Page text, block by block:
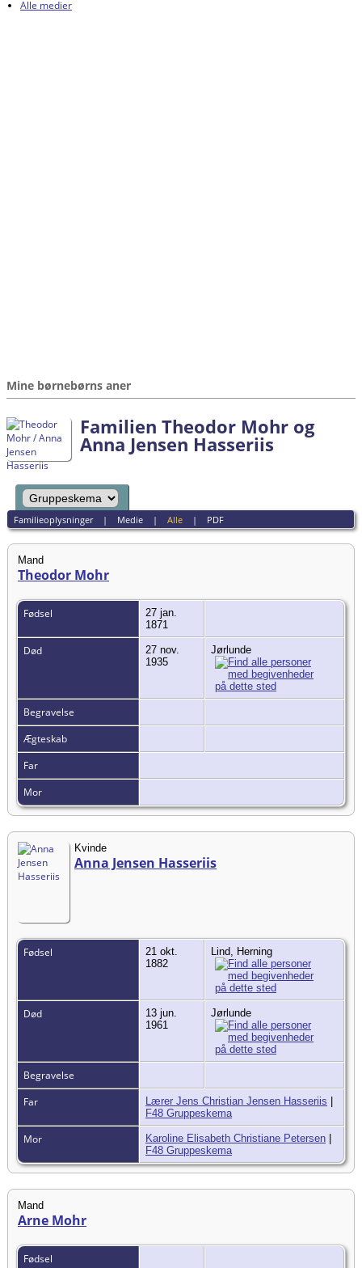
Alle medier
Mine børnebørns aner
Familien Theodor Mohr og
Anna Jensen Hasseriis
Familieoplysninger| Medie| Alle| PDF
Mand
Theodor Mohr
Fødsel
27 jan.
1871
Død
27 nov.
1935
Jørlunde
Begravelse
Ægteskab
Far
Mor
Kvinde
Anna Jensen Hasseriis
Fødsel
21 okt.
1882
Lind, Herning
Død
13 jun.
1961
Jørlunde
Begravelse
Far
Lærer Jens Christian Jensen Hasseriis
F48 Gruppeskema
Mor Karoline Elisabeth Christiane Petersen
F48 Gruppeskema
Mand
Arne Mohr
Fødsel